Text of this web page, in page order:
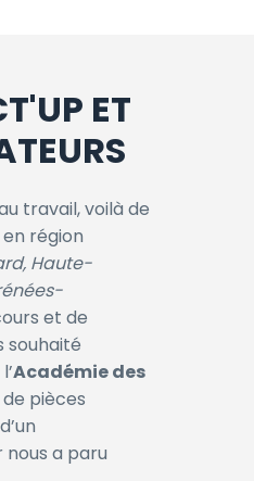
ET
travail, voilà de
région
Haute-
et de
souhaité
Académie des
pièces
a paru